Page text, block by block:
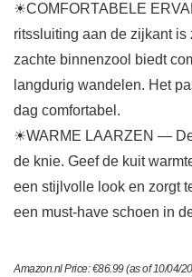
☀COMFORTABELE
ritssluiting aan de zijkant
zachte binnenzool biedt
langdurig wandelen. Het
dag comfortabel.
☀WARME LAARZEN —
de knie. Geef de kuit
een stijlvolle look en zorgt
een must-have schoen in
Amazon.nl Price:€86.99(as of 10/04/